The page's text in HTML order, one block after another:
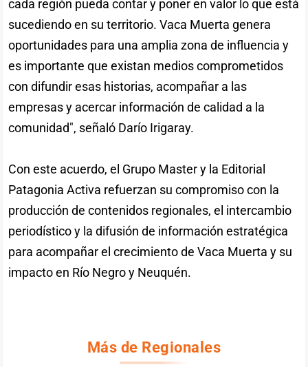
cada región pueda contar y poner en valor lo que está
sucediendo en su territorio. Vaca Muerta genera
oportunidades para una amplia zona de influencia y
es importante que existan medios comprometidos
con difundir esas historias, acompañar a las
empresas y acercar información de calidad a la
comunidad", señaló Darío Irigaray.
Con este acuerdo, el Grupo Master y la Editorial
Patagonia Activa refuerzan su compromiso con la
producción de contenidos regionales, el intercambio
periodístico y la difusión de información estratégica
para acompañar el crecimiento de Vaca Muerta y su
impacto en Río Negro y Neuquén.
Más de Regionales